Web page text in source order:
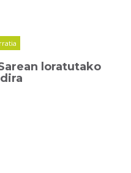
loratutako